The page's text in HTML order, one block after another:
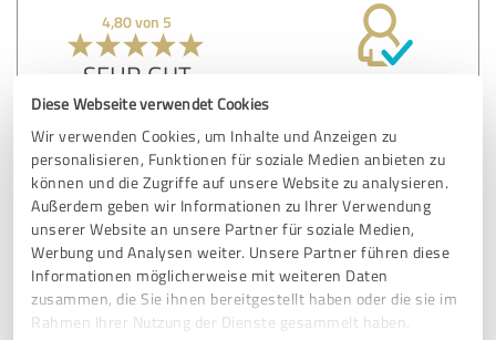
Diese Webseite verwendet Cookies
Wir verwenden Cookies, um Inhalte und Anzeigen zu
personalisieren, Funktionen für soziale Medien anbieten zu
können und die Zugriffe auf unsere Website zu analysieren.
Außerdem geben wir Informationen zu Ihrer Verwendung
unserer Website an unsere Partner für soziale Medien,
Werbung und Analysen weiter. Unsere Partner führen diese
Informationen möglicherweise mit weiteren Daten
zusammen, die Sie ihnen bereitgestellt haben oder die sie im
Rahmen Ihrer Nutzung der Dienste gesammelt haben.
4,80 von 5
SEHR GUT
Ich habe über Machineryline eine Walze verkauft – die
Benutzeroberfläche ist übersichtlich und leicht zu
bedienen. Schon in den ersten Tagen erhielt ich mehrere
Anfragen von echten Käufern. Besonders gut gefällt mir die
mobile Version: Sie läuft stabil, ohne Verzögerungen, und
ermöglicht es, die Anzeige auch unterwegs problemlos zu
verwalten.